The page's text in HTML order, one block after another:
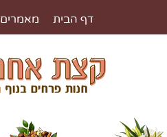
דף הבית מאמרים